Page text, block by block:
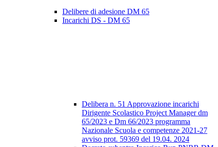
Delibere di adesione DM 65
Incarichi DS - DM 65
Delibera n. 51 Approvazione incarichi
Dirigente Scolastico Project Manager dm
65/2023 e Dm 66/2023 programma
Nazionale Scuola e competenze 2021-27
avviso prot. 59369 del 19.04. 2024